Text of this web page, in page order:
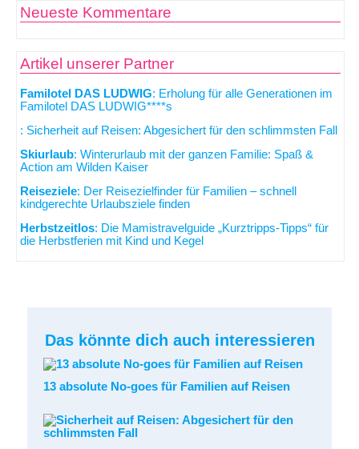
Neueste Kommentare
Artikel unserer Partner
Familotel DAS LUDWIG: Erholung für alle Generationen im
Familotel DAS LUDWIG****s
: Sicherheit auf Reisen: Abgesichert für den schlimmsten Fall
Skiurlaub: Winterurlaub mit der ganzen Familie: Spaß &
Action am Wilden Kaiser
Reiseziele: Der Reisezielfinder für Familien – schnell
kindgerechte Urlaubsziele finden
Herbstzeitlos: Die Mamistravelguide „Kurztripps-Tipps“ für
die Herbstferien mit Kind und Kegel
Das könnte dich auch interessieren
13 absolute No-goes für Familien auf Reisen